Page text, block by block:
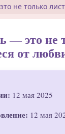
не только
— это не
от
12 мая 2025
12 мая